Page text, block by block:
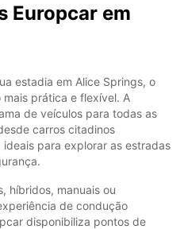
Europcar em
estadia em Alice Springs, o
prática e flexível. A
de veículos para todas as
carros citadinos
para explorar as estradas
híbridos, manuais ou
de condução
disponibiliza pontos de